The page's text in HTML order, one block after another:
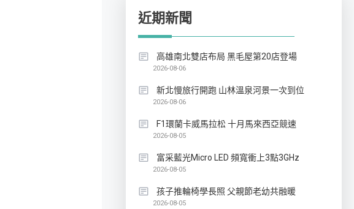
近期新聞
高雄南北雙店布局 黑毛屋第20店登場
2026-08-06
新北慢旅行開跑 山林溫泉河景一次到位
2026-08-06
F1環蘭卡威馬拉松 十月馬來西亞競速
2026-08-05
富采藍光Micro LED 頻寬衝上3點3GHz
2026-08-05
孩子推輪椅學長照 父親節老幼共融暖
2026-08-05